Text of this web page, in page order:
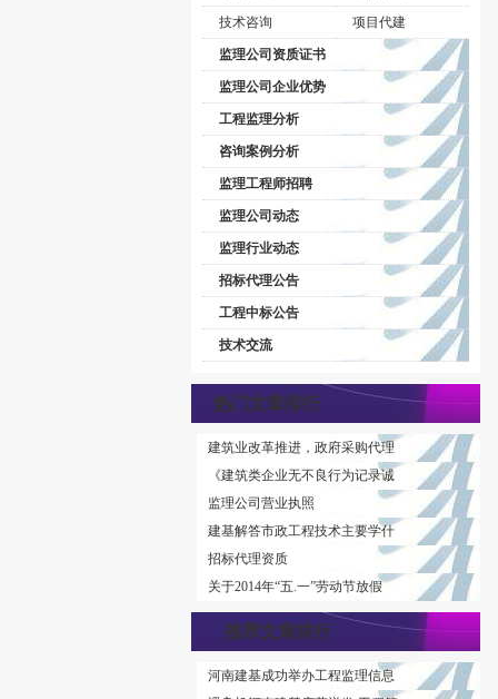
技术咨询 项目代建
监理公司资质证书
监理公司企业优势
工程监理分析
咨询案例分析
监理工程师招聘
监理公司动态
监理行业动态
招标代理公告
工程中标公告
技术交流
热门文章排行
建筑业改革推进，政府采购代理
《建筑类企业无不良行为记录诚
监理公司营业执照
建基解答市政工程技术主要学什
招标代理资质
关于2014年“五.一”劳动节放假
推荐文章排行
河南建基成功举办工程监理信息